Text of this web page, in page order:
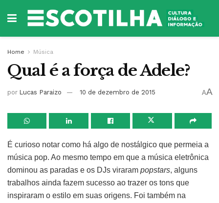
Home Música
Qual é a força de Adele?
por Lucas Paraizo 10 de dezembro de 2015 AA
É curioso notar como há algo de nostálgico que permeia a
música pop. Ao mesmo tempo em que a música eletrônica
dominou as paradas e os DJs viraram popstars, alguns
trabalhos ainda fazem sucesso ao trazer os tons que
inspiraram o estilo em suas origens. Foi também na